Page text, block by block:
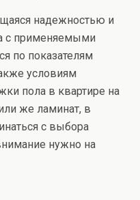
надежностью и
с применяемыми
по показателям
условиям
пола в квартире на
же ламинат, в
с выбора
нужно на